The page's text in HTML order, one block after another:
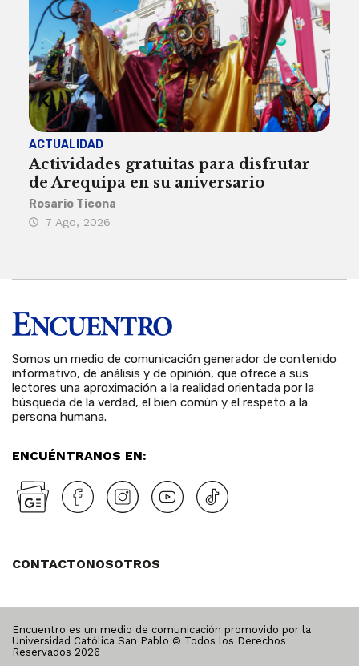
ACTUALIDAD
Actividades gratuitas para disfrutar
de Arequipa en su aniversario
Rosario Ticona
7 Ago, 2026
Somos un medio de comunicación generador de contenido
informativo, de análisis y de opinión, que ofrece a sus
lectores una aproximación a la realidad orientada por la
búsqueda de la verdad, el bien común y el respeto a la
persona humana.
ENCUÉNTRANOS EN:
CONTACTONOSOTROS
Encuentro es un medio de comunicación promovido por la
Universidad Católica San Pablo © Todos los Derechos
Reservados 2026